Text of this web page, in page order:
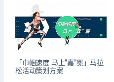
「巾帼速度 马上“嘉”冕」马拉
松活动策划方案